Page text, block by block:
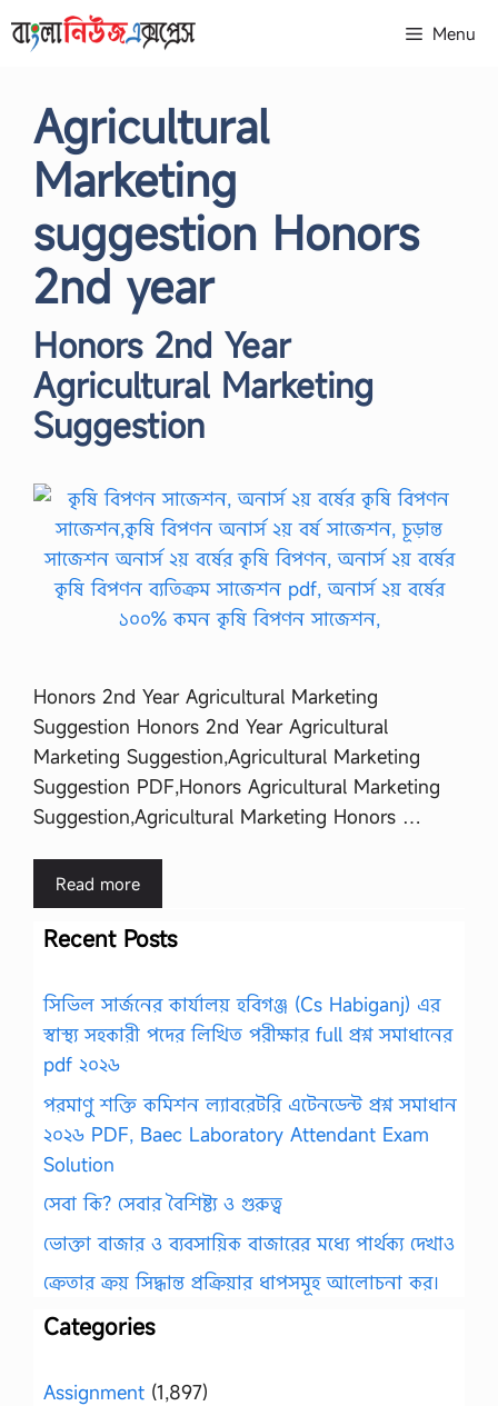
to
Menu
Agricultural
Marketing
suggestion Honors
2nd year
Honors 2nd Year
Agricultural Marketing
Suggestion
Honors 2nd Year Agricultural Marketing
Suggestion Honors 2nd Year Agricultural
Marketing Suggestion,Agricultural Marketing
Suggestion PDF,Honors Agricultural Marketing
Suggestion,Agricultural Marketing Honors …
Read more
Recent Posts
সিভিল সার্জনের কার্যালয় হবিগঞ্জ (Cs Habiganj) এর
স্বাস্থ্য সহকারী পদের লিখিত পরীক্ষার full প্রশ্ন সমাধানের
pdf ২০২৬
পরমাণু শক্তি কমিশন ল্যাবরেটরি এটেনডেন্ট প্রশ্ন সমাধান
২০২৬ PDF, Baec Laboratory Attendant Exam
Solution
সেবা কি? সেবার বৈশিষ্ট্য ও গুরুত্ব
ভোক্তা বাজার ও ব্যবসায়িক বাজারের মধ্যে পার্থক্য দেখাও
ক্রেতার ক্রয় সিদ্ধান্ত প্রক্রিয়ার ধাপসমূহ আলোচনা কর।
Categories
Assignment (1,897)